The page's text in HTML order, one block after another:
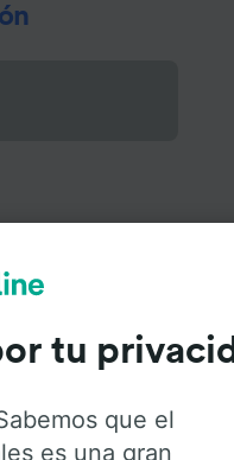
tu
que el
es una gran